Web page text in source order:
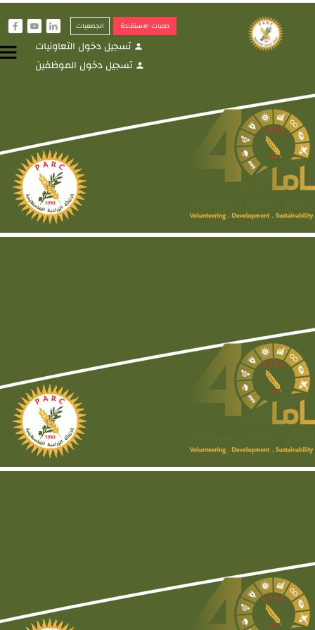
طلبات الاستفادة الجمعيات i
y
f
person تسجيل دخول التعاونيات
person تسجيل دخول الموظفين